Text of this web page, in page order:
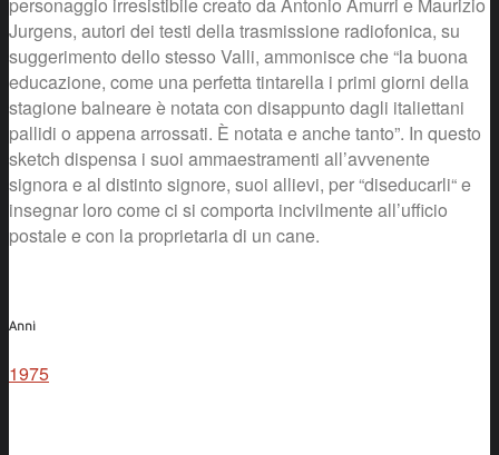
Jurgens, autori dei testi della trasmissione radiofonica, su
suggerimento dello stesso Valli, ammonisce che “la buona
educazione, come una perfetta tintarella i primi giorni della
stagione balneare è notata con disappunto dagli italiettani
pallidi o appena arrossati. È notata e anche tanto”. In questo
sketch dispensa i suoi ammaestramenti all’avvenente
signora e al distinto signore, suoi allievi, per “diseducarli“ e
insegnar loro come ci si comporta incivilmente all’ufficio
postale e con la proprietaria di un cane.
Anni
1975